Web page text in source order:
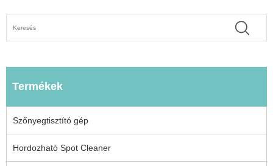
Termékek
Szőnyegtisztító gép
Hordozható Spot Cleaner